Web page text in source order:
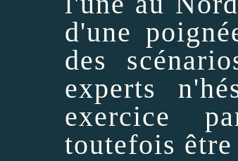
d'une
des
experts
exercice
toutefois être